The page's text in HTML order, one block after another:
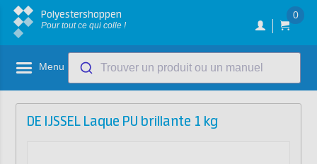
Polyestershoppen
Pour tout ce qui colle !
0
Menu Trouver un produit ou un manuel
DE IJSSEL Laque PU brillante 1 kg